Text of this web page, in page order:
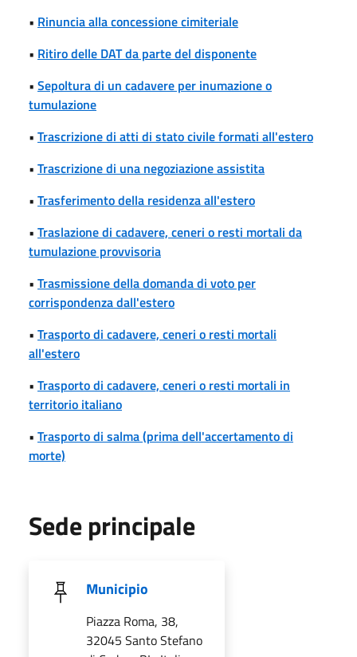
• Rinuncia alla concessione cimiteriale
• Ritiro delle DAT da parte del disponente
• Sepoltura di un cadavere per inumazione o
tumulazione
• Trascrizione di atti di stato civile formati all'estero
• Trascrizione di una negoziazione assistita
• Trasferimento della residenza all'estero
• Traslazione di cadavere, ceneri o resti mortali da
tumulazione provvisoria
• Trasmissione della domanda di voto per
corrispondenza dall'estero
• Trasporto di cadavere, ceneri o resti mortali
all'estero
• Trasporto di cadavere, ceneri o resti mortali in
territorio italiano
• Trasporto di salma (prima dell'accertamento di
morte)
Sede principale
Municipio
Piazza Roma, 38,
32045 Santo Stefano